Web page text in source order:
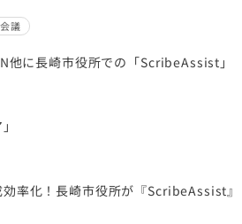
会議
他に長崎市役所での「ScribeAssist」
効率化！長崎市役所が『ScribeAssist』